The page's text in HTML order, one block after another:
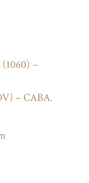
(1060) –
– CABA.